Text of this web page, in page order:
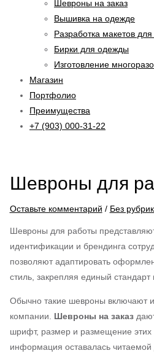
Шевроны на заказ
Вышивка на одежде
Разработка макетов
Бирки для одежды
Изготовление
Магазин
Портфолио
Преимущества
+7 (903) 000-31-22
Шевроны для
Оставьте комментарий / Без
Шевроны для работы
идентификации и брендинга
позволяют адаптировать
стиль, закрепляя единый стандарт
Обычно такие шевроны включают
компании. Шевроны на заказ
шрифт, размер и размещение этих
информация оставалась